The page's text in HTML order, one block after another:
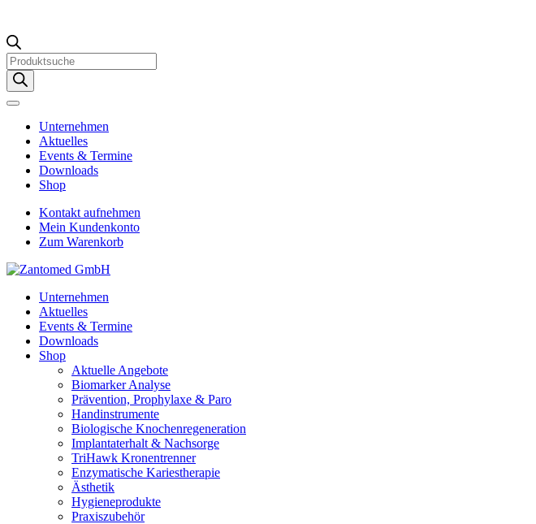
Products
search
Unternehmen
Aktuelles
Events & Termine
Downloads
Shop
Kontakt aufnehmen
Mein Kundenkonto
Zum Warenkorb
Unternehmen
Aktuelles
Events & Termine
Downloads
Shop
Aktuelle Angebote
Biomarker Analyse
Prävention, Prophylaxe & Paro
Handinstrumente
Biologische Knochenregeneration
Implantaterhalt & Nachsorge
TriHawk Kronentrenner
Enzymatische Kariestherapie
Ästhetik
Hygieneprodukte
Praxiszubehör